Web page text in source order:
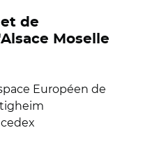
de
Moselle
Européen de